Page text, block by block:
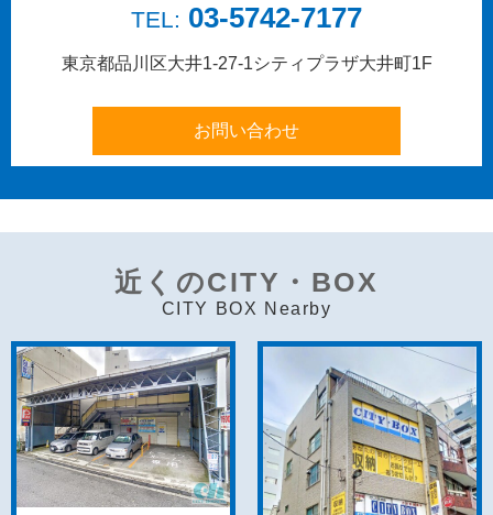
TEL: 03-5742-7177
東京都品川区大井1-27-1シティプラザ大井町1F
近くのCITY・BOX
CITY BOX Nearby